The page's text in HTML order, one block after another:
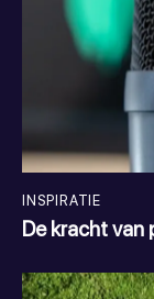
INSPIRATIE
De kracht